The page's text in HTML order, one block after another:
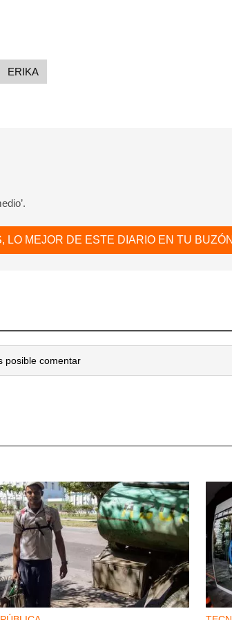
ERIKA
LO MEJOR DE ESTE DIARIO EN TU
posible comentar